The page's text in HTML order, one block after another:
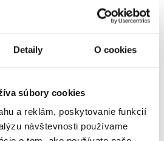
Detaily O cookies
súbory cookies
a reklám, poskytovanie funkcií
návštevnosti používame
modemu GIGA ConnectBox
(podľa dostupnosti) od Poskytovateľa
aktuálne platnej kampane (len
v lokalitách špecifikovaných v Tarife
resp. zakúpeného modemu
podľa platnej Tarify resp.
kampane (len s odbornou inštaláciou), a
v Tarife UPC Internet.